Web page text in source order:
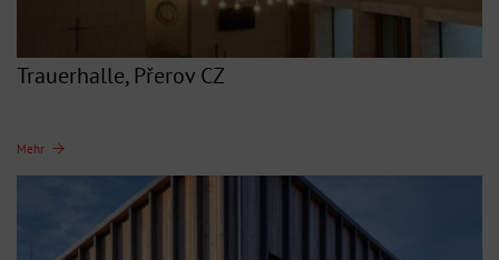
Trauerhalle, Přerov CZ
Mehr